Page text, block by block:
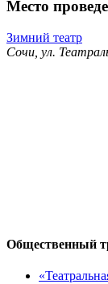
Место
Зимний театр
Сочи, ул.
Общественный